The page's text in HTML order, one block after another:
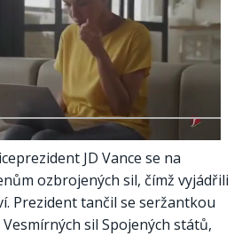
JD Vance se na
ozbrojených sil, čímž vyjádřili
Prezident tančil se seržantkou
sil Spojených států,